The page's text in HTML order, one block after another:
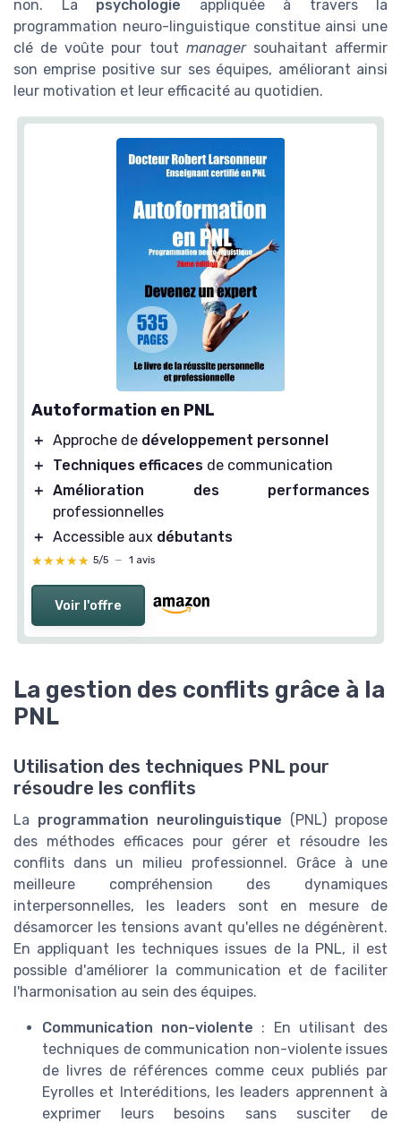
non. La psychologie appliquée à travers la
programmation neuro-linguistique constitue ainsi une
clé de voûte pour tout managersouhaitant affermir
son emprise positive sur ses équipes, améliorant ainsi
leur motivation et leur efficacité au quotidien.
Autoformation en PNL
＋ Approche de développement personnel
＋
Techniques efficaces de communication
＋ Amélioration des performances
professionnelles
＋ Accessible aux débutants
★★★★★
★★★★★ 5/5 — 1 avis
Voir l'offre
La gestion des conflits grâce à la
PNL
Utilisation des techniques PNL pour
résoudre les conflits
La programmation neurolinguistique (PNL) propose
des méthodes efficaces pour gérer et résoudre les
conflits dans un milieu professionnel. Grâce à une
meilleure compréhension des dynamiques
interpersonnelles, les leaders sont en mesure de
désamorcer les tensions avant qu'elles ne dégénèrent.
En appliquant les techniques issues de la PNL, il est
possible d'améliorer la communication et de faciliter
l'harmonisation au sein des équipes.
Communication non-violente : En utilisant des
techniques de communication non-violente issues
de livres de références comme ceux publiés par
Eyrolles et Interéditions, les leaders apprennent à
exprimer leurs besoins sans susciter de